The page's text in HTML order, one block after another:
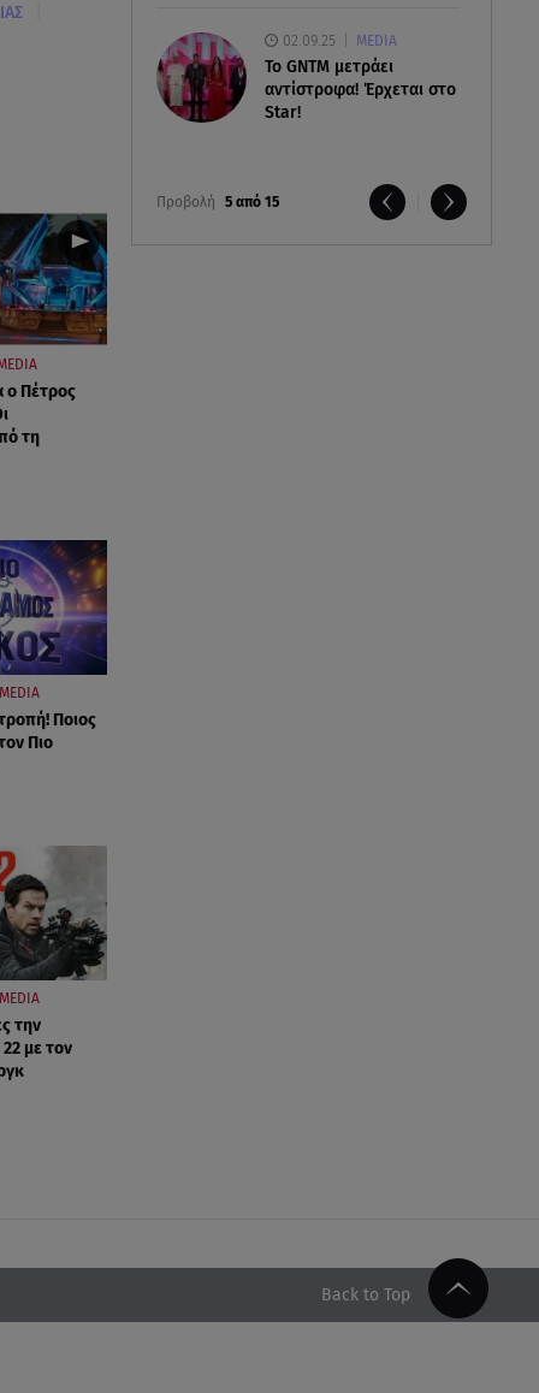
02.09.25 MEDIA
Το GNTM μετράει
αντίστροφα! Έρχεται στο
Star!
Προβολή 5 από 15
ο Πέτρος
τη
MEDIA
Ποιος
Πιο
MEDIA
την
22 με τον
Back to Top